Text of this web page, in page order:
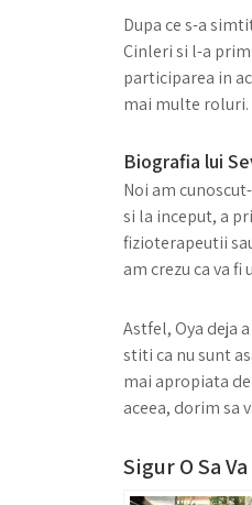
Dupa ce s-a
Cinleri si l-a
participarea in
mai multe roluri.
Biografia lui
Noi am
si la inceput, a
fizioterapeutii
am crezu ca va
Astfel, Oya deja
stiti ca nu sunt
mai apropiata
aceea, dorim sa
Sigur O Sa